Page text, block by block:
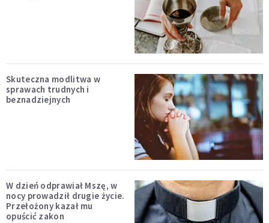
Skuteczna modlitwa w
sprawach trudnych i
beznadziejnych
W dzień odprawiał Mszę, w
nocy prowadził drugie życie.
Przełożony kazał mu
opuścić zakon